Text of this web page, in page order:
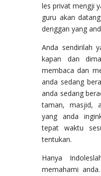
les privat mengji
guru akan
denggan yang
Anda sendirilah
kapan dan
membaca dan
anda sedang
anda sedang
taman, masjid,
yang anda
tepat waktu
tentukan.
Hanya
memahami